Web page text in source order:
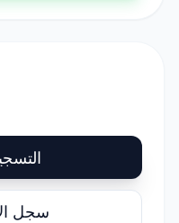
سجل